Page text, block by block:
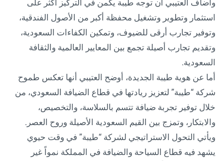
وأضاف العتيبي أن توجه طيبة يكمن في التركيز أكثر على
استثمار وتطوير وتشغيل محفظة أكبر من الأصول الفندقية،
وتوفير تجارب أرقى للضيوف، وتمكين الكفاءات السعودية،
وتقديم تجارب أصيلة تجمع بين المعايير العالمية والثقافة
السعودية.
أما عن هوية طيبة الجديدة، أوضح العتيبي أنها تعكس طموح
شركة “طيبة” لتعزيز ريادتها في قطاع الضيافة السعودي، من
خلال توفير تجربة ضيافة تتسم بالسلاسة، والتخصيص،
والابتكار، وتمزج بين القيم السعودية الأصيلة وروح العصر.
ويأتي التحول الاستراتيجي لشركة “طيبة” في وقت حيوي
يشهد فيه قطاع السياحة والضيافة في المملكة نمواً غير